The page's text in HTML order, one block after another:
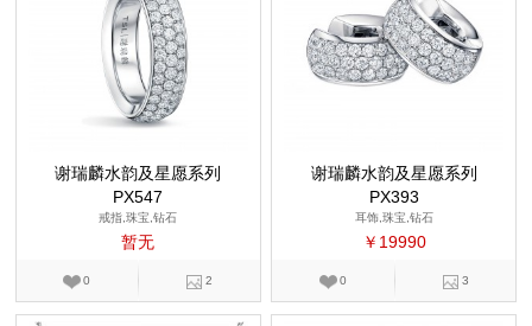
谢瑞麟水韵及星愿系列
PX547
戒指,珠宝,钻石
暂无
0 2
谢瑞麟水韵及星愿系列
PX393
耳饰,珠宝,钻石
￥19990
0 3